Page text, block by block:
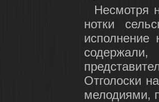
Несмотря
нотки
Отголоски
мелодиями,